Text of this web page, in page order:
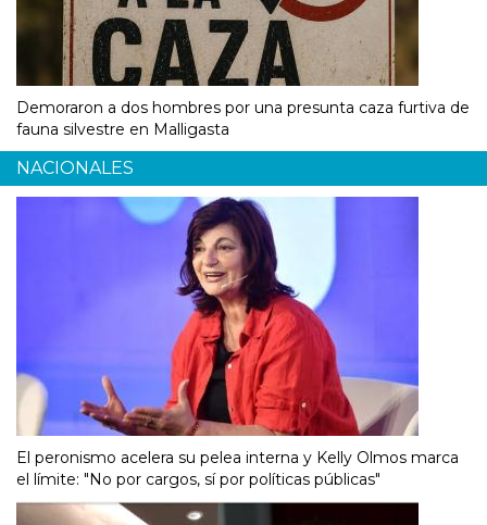
Demoraron a dos hombres por una presunta caza furtiva de
fauna silvestre en Malligasta
NACIONALES
El peronismo acelera su pelea interna y Kelly Olmos marca
el límite: "No por cargos, sí por políticas públicas"